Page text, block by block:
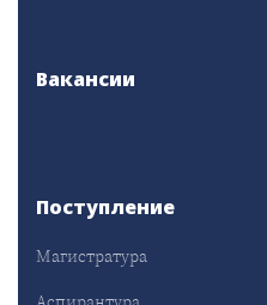
Вакансии
Поступление
Магистратура